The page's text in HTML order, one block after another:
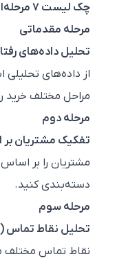
چک لیست ۷ مرحله‌ای برای شناخت آستانه کنش مشتری:
مرحله مقدماتی
تحلیل داده‌های
از داده‌های تحلیلی
مراحل مختلف خرید را
مرحله دوم
تفکیک مشتریان بر
مشتریان را بر اساس
دسته‌بندی کنید.
مرحله سوم
تحلیل نقاط تماس (Touchpoints)پ
نقاط تماس مختلف